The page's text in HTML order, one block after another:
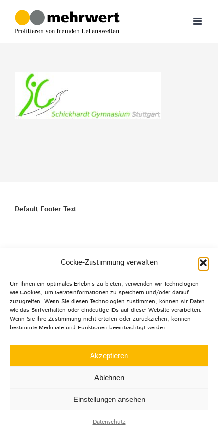
Cookie-Zustimmung verwalten
Um Ihnen ein optimales Erlebnis zu bieten, verwenden wir Technologien
wie Cookies, um Geräteinformationen zu speichern und/oder darauf
zuzugreifen. Wenn Sie diesen Technologien zustimmen, können wir Daten
wie das Surfverhalten oder eindeutige IDs auf dieser Website verarbeiten.
Wenn Sie Ihre Zustimmung nicht erteilen oder zurückziehen, können
bestimmte Merkmale und Funktionen beeinträchtigt werden.
Akzeptieren
Ablehnen
Einstellungen ansehen
Datenschutz
Inhalt
springen
Default Footer Text
2026 | Agentur mehrwert | Alle
vorbehalten |Datenschutz|Impressum|
LinkedInInstagramFacebook